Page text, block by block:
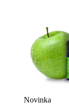
Novinka